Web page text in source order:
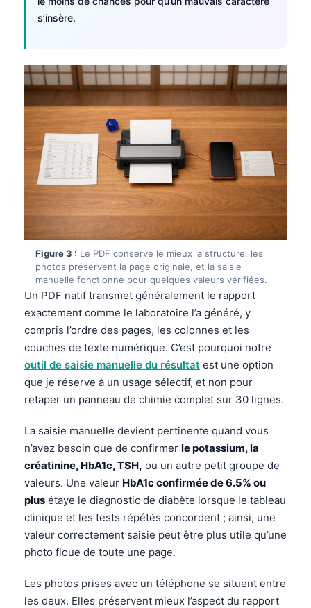
s’insère.
Figure 3 : Le PDF conserve le mieux la structure, les
photos préservent la page originale, et la saisie
manuelle fonctionne pour quelques valeurs vérifiées.
Un PDF natif transmet généralement le rapport
exactement comme le laboratoire l’a généré, y
compris l’ordre des pages, les colonnes et les
couches de texte numérique. C’est pourquoi notre
outil de saisie manuelle du résultat est une option
que je réserve à un usage sélectif, et non pour
retaper un panneau de chimie complet sur 30 lignes.
La saisie manuelle devient pertinente quand vous
n’avez besoin que de confirmer le potassium, la
créatinine, HbA1c, TSH, ou un autre petit groupe de
valeurs. Une valeur HbA1c confirmée de 6.5% ou
plus étaye le diagnostic de diabète lorsque le tableau
clinique et les tests répétés concordent ; ainsi, une
valeur correctement saisie peut être plus utile qu’une
photo floue de toute une page.
Les photos prises avec un téléphone se situent entre
les deux. Elles préservent mieux l’aspect du rapport